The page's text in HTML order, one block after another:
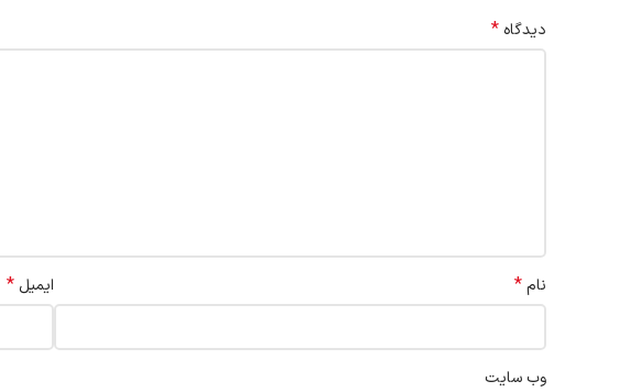
دیدگاه *
نام* ایمیل *
وب‌ سایت